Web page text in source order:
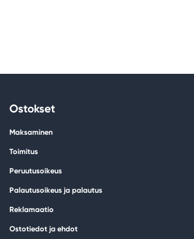
Ostokset
Maksaminen
Toimitus
Peruutusoikeus
Palautusoikeus ja palautus
Reklamaatio
Ostotiedot ja ehdot